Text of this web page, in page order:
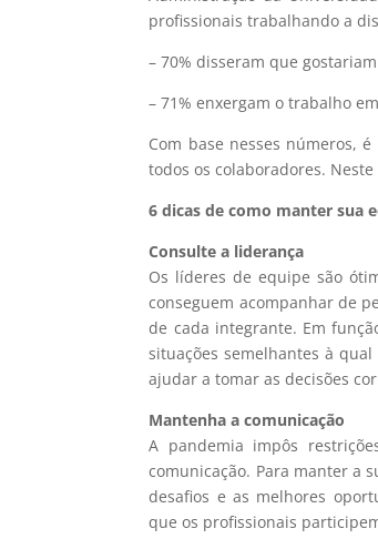
profissionais trabalhando a
– 70% disseram que
– 71% enxergam o trabalho
Com base nesses números,
todos os colaboradores.
6 dicas de como manter sua
Consulte a liderança
Os líderes de equipe são
conseguem acompanhar de
de cada integrante. Em
situações semelhantes à
ajudar a tomar as decisões
Mantenha a comunicação
A pandemia impôs
comunicação. Para manter a
desafios e as melhores
que os profissionais